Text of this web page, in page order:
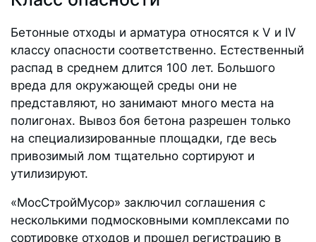
Бетонные отходы и арматура относятся к V и IV
классу опасности соответственно. Естественный
распад в среднем длится 100 лет. Большого
вреда для окружающей среды они не
представляют, но занимают много места на
полигонах. Вывоз боя бетона разрешен только
на специализированные площадки, где весь
привозимый лом тщательно сортируют и
утилизируют.
«МосСтройМусор» заключил соглашения с
несколькими подмосковными комплексами по
сортировке отходов и прошел регистрацию в